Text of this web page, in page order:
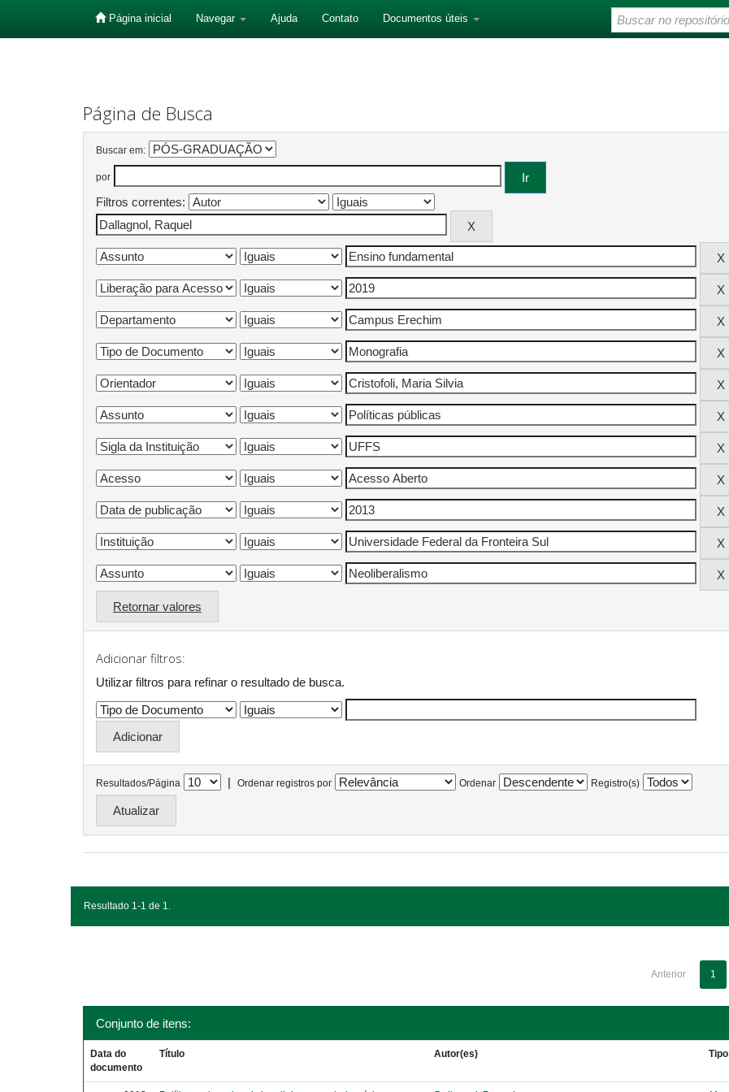
Página inicial Navegar Ajuda Contato Documentos úteis
Página de Busca
Buscar em:
por
Filtros correntes:
Retornar valores
Adicionar filtros:
Utilizar filtros para refinar o resultado de busca.
Resultados/Página | Ordenar registros por Ordenar Registro(s)
Resultado 1-1 de 1.
Anterior 1
Conjunto de itens:
Data do
documento
Título Autor(es) Tipo